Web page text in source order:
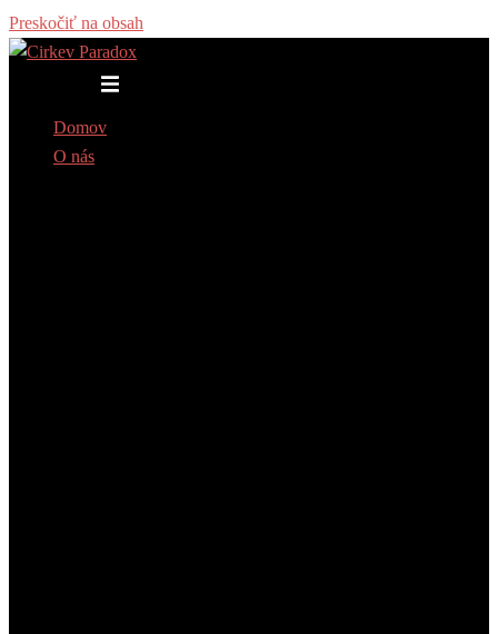
Preskočiť na obsah
Domov
O nás